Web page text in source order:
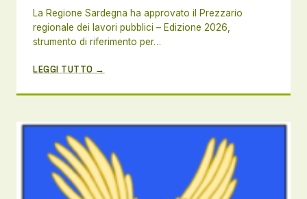
La Regione Sardegna ha approvato il Prezzario
regionale dei lavori pubblici – Edizione 2026,
strumento di riferimento per…
LEGGI TUTTO →